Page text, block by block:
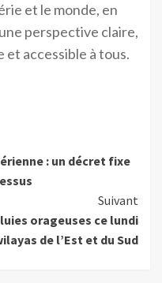
et le monde, en
perspective claire,
et accessible à tous.
: un décret fixe
Suivant
orageuses ce lundi
de l’Est et du Sud